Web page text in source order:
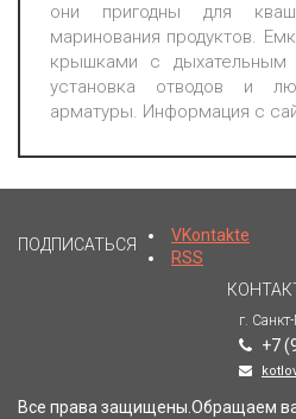
они пригодны для
маринования продуктов.
крышками с дыхательным
установка отводов и
арматуры. Информация с
ПОДПИСАТЬСЯ
VKontakte
RSS
г.
+7
Все права защищены.Обращаем